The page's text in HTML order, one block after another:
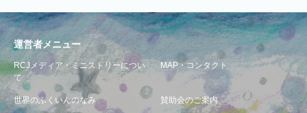
運営者メニュー
RCJメディア・ミニストリーについ
て
MAP・コンタクト
世界のふくいんのなみ 賛助会のご案内